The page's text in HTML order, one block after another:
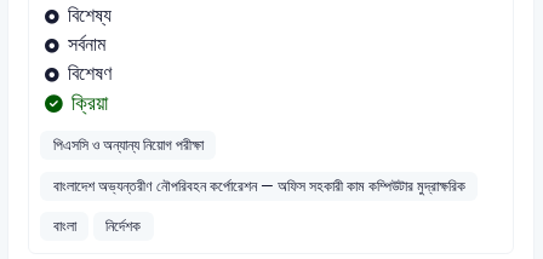
বিশেষ্য
সর্বনাম
বিশেষণ
ক্রিয়া
পিএসসি ও অন্যান্য নিয়োগ পরীক্ষা
বাংলাদেশ অভ্যন্তরীণ নৌপরিবহন কর্পোরেশন — অফিস সহকারী কাম কম্পিউটার মুদ্রাক্ষরিক
বাংলা
নির্দেশক